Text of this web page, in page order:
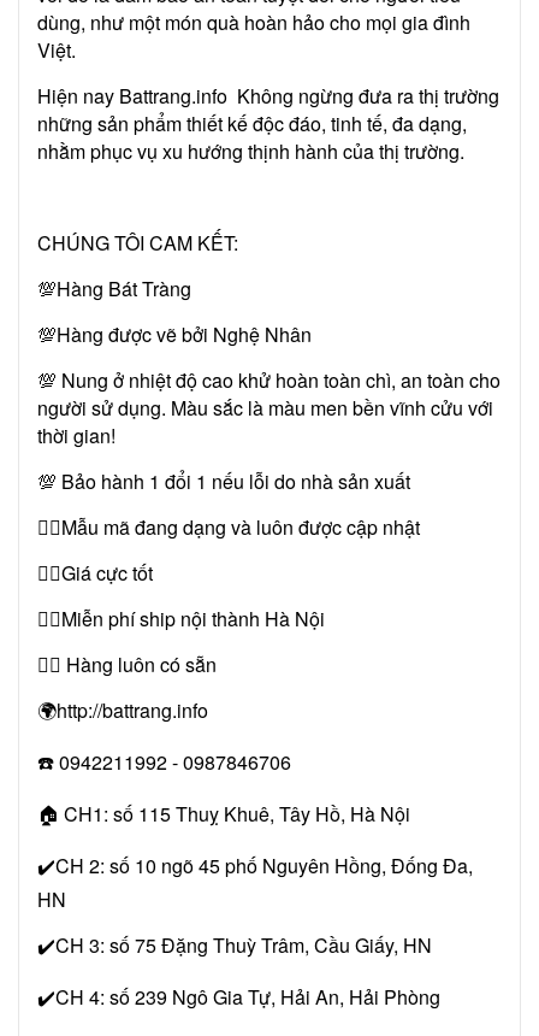
dùng, như một món quà hoàn hảo cho mọi gia đình
Việt.
Hiện nay Battrang.info Không ngừng đưa ra thị trường
những sản phẩm thiết kế độc đáo, tinh tế, đa dạng,
nhằm phục vụ xu hướng thịnh hành của thị trường.
CHÚNG TÔI CAM KẾT:
💯Hàng Bát Tràng
💯Hàng được vẽ bởi Nghệ Nhân
💯 Nung ở nhiệt độ cao khử hoàn toàn chì, an toàn cho
người sử dụng. Màu sắc là màu men bền vĩnh cửu với
thời gian!
💯 Bảo hành 1 đổi 1 nếu lỗi do nhà sản xuất
👉🏻Mẫu mã đang dạng và luôn được cập nhật
👉🏻Giá cực tốt
👉🏻Miễn phí ship nội thành Hà Nội
👉🏻 Hàng luôn có sẵn
🌍http://battrang.info
☎️ 0942211992 - 0987846706
🏠 CH1: số 115 Thuỵ Khuê, Tây Hồ, Hà Nội
✔️CH 2: số 10 ngõ 45 phố Nguyên Hồng, Đống Đa,
HN
✔️CH 3: số 75 Đặng Thuỳ Trâm, Cầu Giấy, HN
✔️CH 4: số 239 Ngô Gia Tự, Hải An, Hải Phòng